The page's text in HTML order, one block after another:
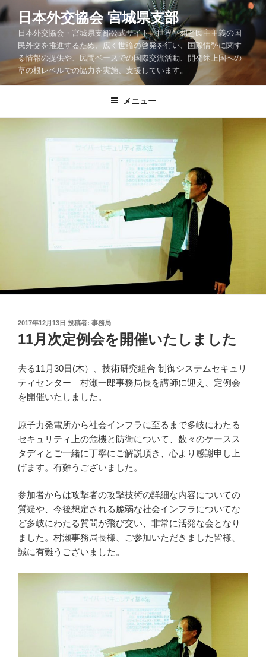
コ
ン
ツ
ッ
日本外交協会 宮城県支部
日本外交協会・宮城県支部公式サイト。世界平和と民主主義の国
民外交を推進するため、広く世論の啓発を行い、国際情勢に関す
る情報の提供や、民間ベースでの国際交流活動、開発途上国への
草の根レベルでの協力を実施、支援しています。
メニュー
投
稿
日:
2017年12月13日 投稿者: 事務局
11月次定例会を開催いたしました
去る11月30日(木）、技術研究組合 制御システムセキュリ
ティセンター 村瀬一郎事務局長を講師に迎え、定例会
を開催いたしました。
原子力発電所から社会インフラに至るまで多岐にわたる
セキュリティ上の危機と防衛について、数々のケースス
タディとご一緒に丁寧にご解説頂き、心より感謝申し上
げます。有難うございました。
参加者からは攻撃者の攻撃技術の詳細な内容についての
質疑や、今後想定される脆弱な社会インフラについてな
ど多岐にわたる質問が飛び交い、非常に活発な会となり
ました。村瀬事務局長様、ご参加いただきました皆様、
誠に有難うございました。